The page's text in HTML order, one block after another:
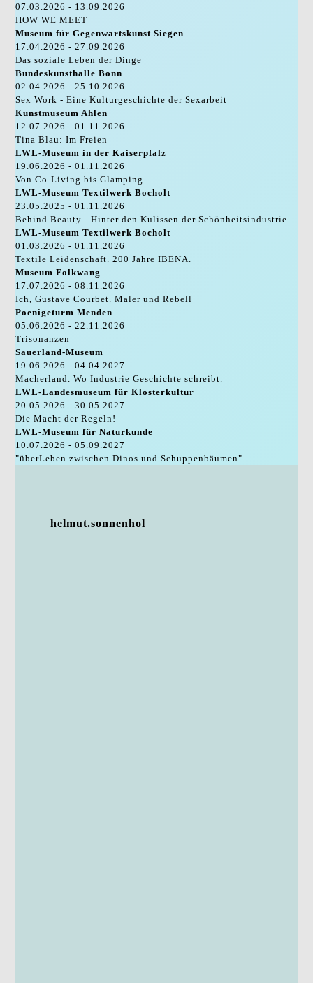
07.03.2026 - 13.09.2026
HOW WE MEET
Museum für Gegenwartskunst Siegen
17.04.2026 - 27.09.2026
Das soziale Leben der Dinge
Bundeskunsthalle Bonn
02.04.2026 - 25.10.2026
Sex Work - Eine Kulturgeschichte der Sexarbeit
Kunstmuseum Ahlen
12.07.2026 - 01.11.2026
Tina Blau: Im Freien
LWL-Museum in der Kaiserpfalz
19.06.2026 - 01.11.2026
Von Co-Living bis Glamping
LWL-Museum Textilwerk Bocholt
23.05.2025 - 01.11.2026
Behind Beauty - Hinter den Kulissen der Schönheitsindustrie
LWL-Museum Textilwerk Bocholt
01.03.2026 - 01.11.2026
Textile Leidenschaft. 200 Jahre IBENA.
Museum Folkwang
17.07.2026 - 08.11.2026
Ich, Gustave Courbet. Maler und Rebell
Poenigeturm Menden
05.06.2026 - 22.11.2026
Trisonanzen
Sauerland-Museum
19.06.2026 - 04.04.2027
Macherland. Wo Industrie Geschichte schreibt.
LWL-Landesmuseum für Klosterkultur
20.05.2026 - 30.05.2027
Die Macht der Regeln!
LWL-Museum für Naturkunde
10.07.2026 - 05.09.2027
"überLeben zwischen Dinos und Schuppenbäumen"
helmut.sonnenhol